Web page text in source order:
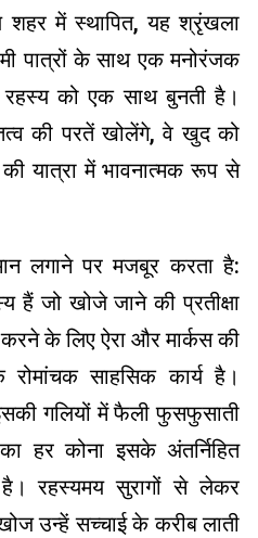
में स्थापित, यह श्रृंखला
पात्रों के साथ एक मनोरंजक
को एक साथ बुनती है।
की परतें खोलेंगे, वे खुद को
यात्रा में भावनात्मक रूप से
लगाने पर मजबूर करता है:
हैं जो खोजे जाने की प्रतीक्षा
के लिए ऐरा और मार्कस की
रोमांचक साहसिक कार्य है।
गलियों में फैली फुसफुसाती
हर कोना इसके अंतर्निहित
है। रहस्यमय सुरागों से लेकर
उन्हें सच्चाई के करीब लाती